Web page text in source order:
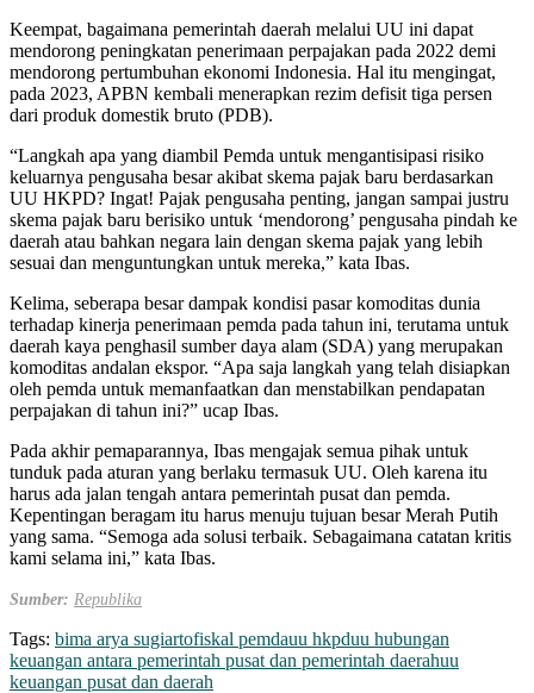
Keempat, bagaimana pemerintah daerah melalui UU ini dapat
mendorong peningkatan penerimaan perpajakan pada 2022 demi
mendorong pertumbuhan ekonomi Indonesia. Hal itu mengingat,
pada 2023, APBN kembali menerapkan rezim defisit tiga persen
dari produk domestik bruto (PDB).
“Langkah apa yang diambil Pemda untuk mengantisipasi risiko
keluarnya pengusaha besar akibat skema pajak baru berdasarkan
UU HKPD? Ingat! Pajak pengusaha penting, jangan sampai justru
skema pajak baru berisiko untuk ‘mendorong’ pengusaha pindah ke
daerah atau bahkan negara lain dengan skema pajak yang lebih
sesuai dan menguntungkan untuk mereka,” kata Ibas.
Kelima, seberapa besar dampak kondisi pasar komoditas dunia
terhadap kinerja penerimaan pemda pada tahun ini, terutama untuk
daerah kaya penghasil sumber daya alam (SDA) yang merupakan
komoditas andalan ekspor. “Apa saja langkah yang telah disiapkan
oleh pemda untuk memanfaatkan dan menstabilkan pendapatan
perpajakan di tahun ini?” ucap Ibas.
Pada akhir pemaparannya, Ibas mengajak semua pihak untuk
tunduk pada aturan yang berlaku termasuk UU. Oleh karena itu
harus ada jalan tengah antara pemerintah pusat dan pemda.
Kepentingan beragam itu harus menuju tujuan besar Merah Putih
yang sama. “Semoga ada solusi terbaik. Sebagaimana catatan kritis
kami selama ini,” kata Ibas.
Sumber: Republika
Tags: bima arya sugiartofiskal pemdauu hkpduu hubungan
keuangan antara pemerintah pusat dan pemerintah daerahuu
keuangan pusat dan daerah